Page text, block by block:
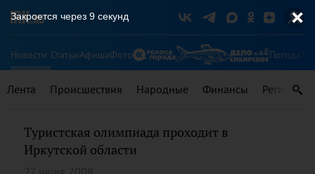
Новости СтатьиАфишаФото Погода
Лента Происшествия Народные Финансы Регионы
Туристская олимпиада проходит в
Иркутской области
Закроется через 9 секунд